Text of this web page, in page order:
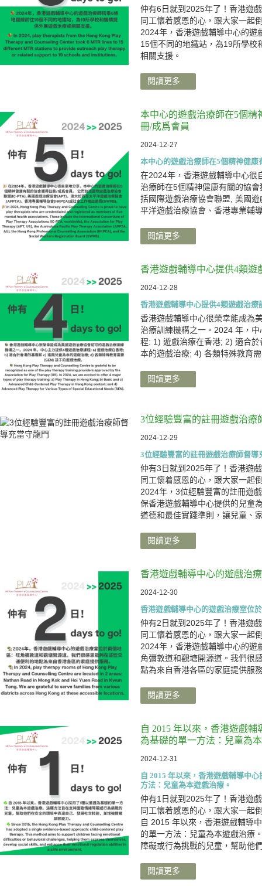
仲有6日就到2025年了！香港遊
同工懷着感恩的心，跟大家一起
2024年，香港遊戲輔導中心的遊
15個不同的地鐵站，為19所學校
相關支援。
閱讀更多
本中心的遊戲治療師在5個精
冊/成爲會員
2024-12-27
本中心的遊戲治療師在5個精神健
在2024年，香港遊戲輔導中心很
治療師在5個精神健康有關的協
括國際遊戲治療協會聯盟, 美國
平洋遊戲治療協會、香港專業輔
閱讀更多
香港遊戲輔導中心提供4類遊
2024-12-28
香港遊戲輔導中心提供4類遊戲治療
香港遊戲輔導中心很榮幸能成為
治療訓練機構之一。2024 年，
程: 1) 遊戲治療在香港; 2) 適合
本的遊戲治療; 4) 各類特殊教育
閱讀更多
3位經驗豐富的註冊遊戲治療
2024-12-29
3位經驗豐富的註冊遊戲治療師督導
仲有3日就到2025年了！香港遊
同工懷着感恩的心，跟大家一起
2024年，3位經驗豐富的註冊遊
保香港遊戲輔導中心提供的兒童
道德和最佳實踐準則，讓兒童、
閱讀更多
香港遊戲輔導中心的遊戲治
2024-12-30
香港遊戲輔導中心的遊戲治療室位
仲有2日就到2025年了！香港遊
同工懷着感恩的心，跟大家一起
2024年，香港遊戲輔導中心的遊
角彌敦道和觀塘開源道。我們很
點為來自香港各區的家庭提供服
閱讀更多
自 2015 年以來，香港遊戲
為基礎的單一方法：兒童為
2024-12-31
自 2015 年以來，香港遊戲輔導中
方法：兒童為本遊戲治療。
仲有1日就到2025年了！香港遊
同工懷着感恩的心，跟大家一起
自 2015 年以來，香港遊戲輔導
的單一方法：兒童為本遊戲治療
障礙或行為挑戰的兒童，幫助他
閱讀更多